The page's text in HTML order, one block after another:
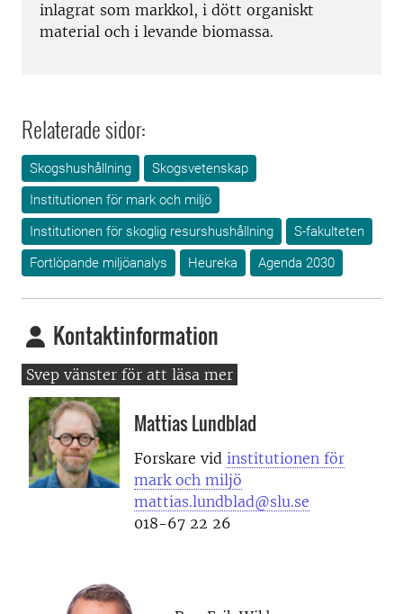
inlagrat som markkol, i dött organiskt
material och i levande biomassa.
Relaterade sidor:
Skogshushållning
Skogsvetenskap
Institutionen för mark och miljö
Institutionen för skoglig resurshushållning
S-fakulteten
Fortlöpande miljöanalys
Heureka Agenda 2030
Kontaktinformation
Mattias Lundblad
Forskare vid institutionen för
mark och miljö
mattias.lundblad@slu.se
018-67 22 26